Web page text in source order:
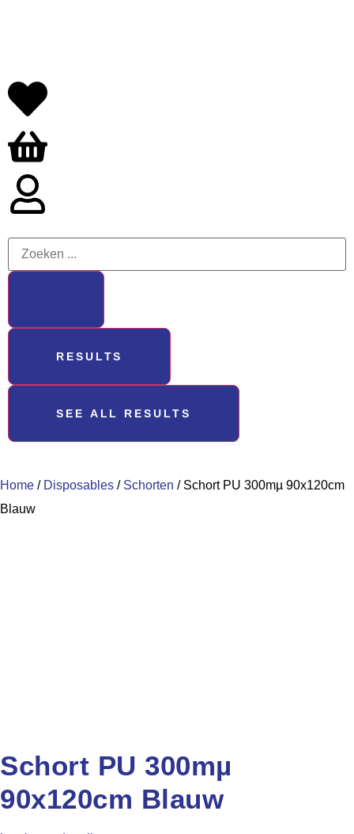
RESULTS
SEE ALL RESULTS
Home / Disposables / Schorten / Schort PU 300mµ 90x120cm
Blauw
Schort PU 300mµ
90x120cm Blauw